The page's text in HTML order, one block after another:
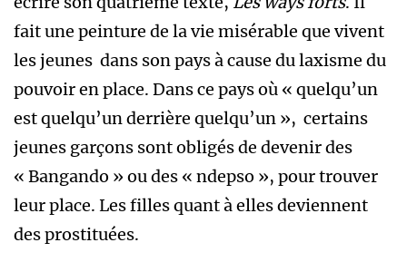
fait une peinture de la vie misérable que vivent
les jeunes dans son pays à cause du laxisme du
pouvoir en place. Dans ce pays où « quelqu’un
est quelqu’un derrière quelqu’un », certains
jeunes garçons sont obligés de devenir des
« Bangando » ou des « ndepso », pour trouver
leur place. Les filles quant à elles deviennent
des prostituées.